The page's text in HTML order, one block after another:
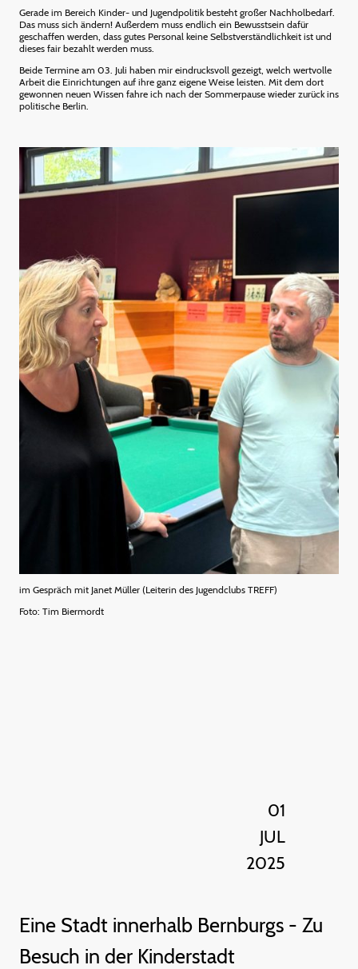
Gerade im Bereich Kinder- und Jugendpolitik besteht großer Nachholbedarf.
Das muss sich ändern! Außerdem muss endlich ein Bewusstsein dafür
geschaffen werden, dass gutes Personal keine Selbstverständlichkeit ist und
dieses fair bezahlt werden muss.
Beide Termine am 03. Juli haben mir eindrucksvoll gezeigt, welch wertvolle
Arbeit die Einrichtungen auf ihre ganz eigene Weise leisten. Mit dem dort
gewonnen neuen Wissen fahre ich nach der Sommerpause wieder zurück ins
politische Berlin.
im Gespräch mit Janet Müller (Leiterin des Jugendclubs TREFF)
Foto: Tim Biermordt
01
JUL
2025
Eine Stadt innerhalb Bernburgs - Zu
Besuch in der Kinderstadt